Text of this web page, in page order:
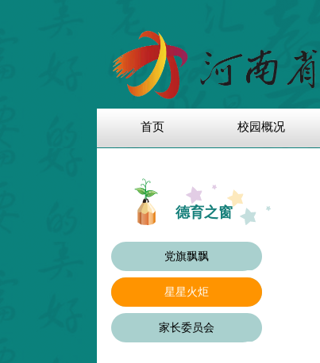
首页 校园概况
德育之窗
党旗飘飘
星星火炬
家长委员会